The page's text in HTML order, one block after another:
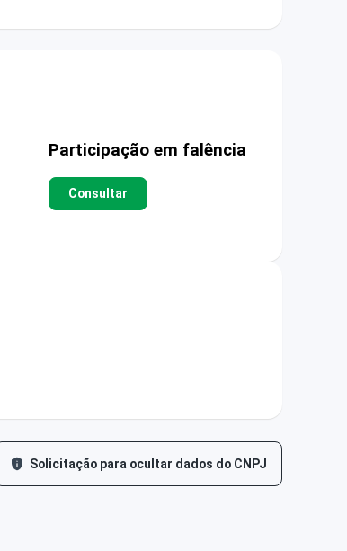
Participação em falência
Consultar
Solicitação para ocultar dados do CNPJ